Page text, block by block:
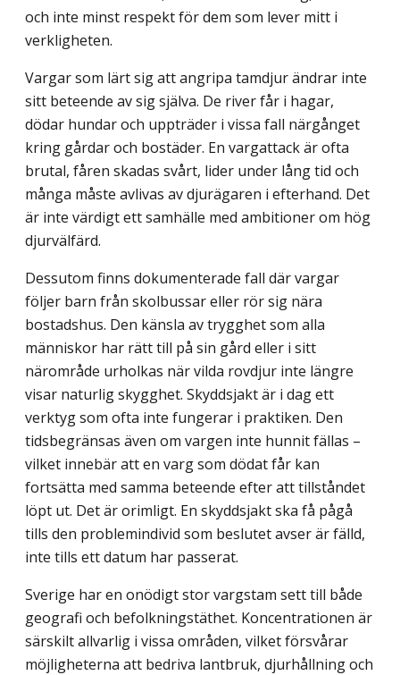
och inte minst respekt för dem som lever mitt i
verkligheten.
Vargar som lärt sig att angripa tamdjur ändrar inte
sitt beteende av sig själva. De river får i hagar,
dödar hundar och uppträder i vissa fall närgånget
kring gårdar och bostäder. En vargattack är ofta
brutal, fåren skadas svårt, lider under lång tid och
många måste avlivas av djurägaren i efterhand. Det
är inte värdigt ett samhälle med ambitioner om hög
djurvälfärd.
Dessutom finns dokumenterade fall där vargar
följer barn från skolbussar eller rör sig nära
bostadshus. Den känsla av trygghet som alla
människor har rätt till på sin gård eller i sitt
närområde urholkas när vilda rovdjur inte längre
visar naturlig skygghet. Skydds­jakt är i dag ett
verktyg som ofta inte fungerar i praktiken. Den
tidsbegränsas även om vargen inte hunnit fällas –
vilket innebär att en varg som dödat får kan
fortsätta med samma beteende efter att tillståndet
löpt ut. Det är orimligt. En skyddsjakt ska få pågå
tills den problemindivid som beslutet avser är fälld,
inte tills ett datum har passerat.
Sverige har en onödigt stor vargstam sett till både
geografi och befolkningstäthet. Koncentrationen är
särskilt allvarlig i vissa områden, vilket försvårar
möjligheterna att bedriva lantbruk, djurhållning och